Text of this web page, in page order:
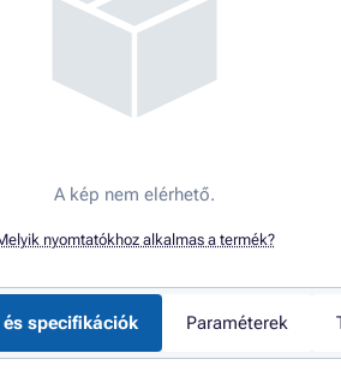
A kép nem elérhető.
nyomtatókhoz alkalmas a termék?
és specifikációk Paraméterek